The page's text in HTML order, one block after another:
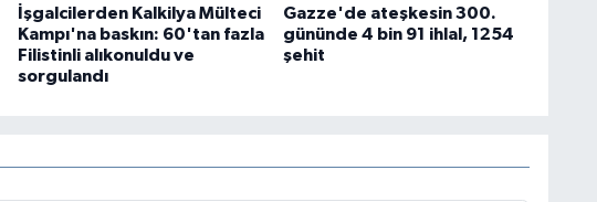
İşgalcilerden Kalkilya Mülteci
Kampı'na baskın: 60'tan fazla
Filistinli alıkonuldu ve
sorgulandı
Gazze'de ateşkesin 300.
gününde 4 bin 91 ihlal, 1254
şehit